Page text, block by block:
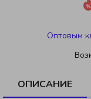
Оптовым
ОПИСАНИЕ